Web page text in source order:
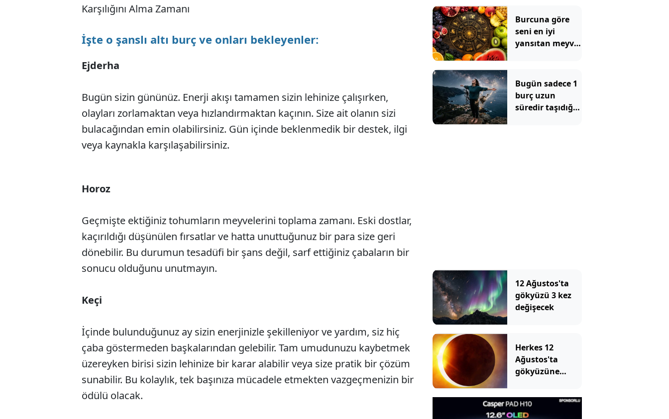
Karşılığını Alma Zamanı
İşte o şanslı altı burç ve onları bekleyenler:
Ejderha
Bugün sizin gününüz. Enerji akışı tamamen sizin lehinize çalışırken,
olayları zorlamaktan veya hızlandırmaktan kaçının. Size ait olanın sizi
bulacağından emin olabilirsiniz. Gün içinde beklenmedik bir destek, ilgi
veya kaynakla karşılaşabilirsiniz.
Horoz
Geçmişte ektiğiniz tohumların meyvelerini toplama zamanı. Eski dostlar,
kaçırıldığı düşünülen fırsatlar ve hatta unuttuğunuz bir para size geri
dönebilir. Bu durumun tesadüfi bir şans değil, sarf ettiğiniz çabaların bir
sonucu olduğunu unutmayın.
Keçi
İçinde bulunduğunuz ay sizin enerjinizle şekilleniyor ve yardım, siz hiç
çaba göstermeden başkalarından gelebilir. Tam umudunuzu kaybetmek
üzereyken birisi sizin lehinize bir karar alabilir veya size pratik bir çözüm
sunabilir. Bu kolaylık, tek başınıza mücadele etmekten vazgeçmenizin bir
ödülü olacak.
Burcuna göre
seni en iyi
yansıtan meyve
Bugün sadece 1
burç uzun
süredir taşıdığı
12 Ağustos'ta
gökyüzü 3 kez
değişecek
Herkes 12
Ağustos'ta
gökyüzüne
Türkiye
bakamayacak